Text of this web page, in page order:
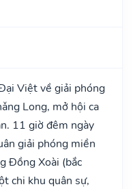
Việt về giải phóng
Long, mở hội ca
11 giờ đêm ngày
giải phóng miền
Đồng Xoài (bắc
chi khu quân sự,